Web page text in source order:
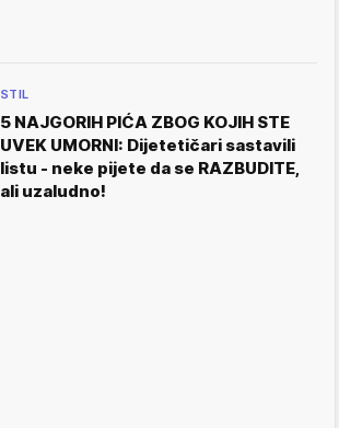
STIL
5 NAJGORIH PIĆA ZBOG KOJIH STE
UVEK UMORNI: Dijetetičari sastavili
listu - neke pijete da se RAZBUDITE,
ali uzaludno!